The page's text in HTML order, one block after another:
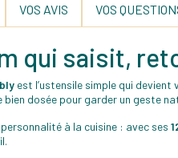
VOS AVIS VOS
qui saisit,
est l’ustensile simple qui
dosée pour garder un geste
à la cuisine : avec ses